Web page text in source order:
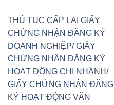
THỦ TỤC CẤP LẠI GIẤY
CHỨNG NHẬN ĐĂNG KÝ
DOANH NGHIỆP/ GIẤY
CHỨNG NHẬN ĐĂNG KÝ
HOẠT ĐỘNG CHI NHÁNH/
GIẤY CHỨNG NHẬN ĐĂNG
KÝ HOẠT ĐỘNG VĂN